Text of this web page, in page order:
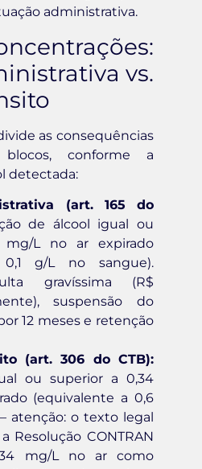
administrativa.
vs.
as consequências
conforme a
detectada:
(art. 165 do
de álcool igual ou
mg/L no ar expirado
g/L no sangue).
gravíssima (R$
suspensão do
12 meses e retenção
(art. 306 do CTB):
ou superior a 0,34
(equivalente a 0,6
atenção: o texto legal
Resolução CONTRAN
mg/L no ar como